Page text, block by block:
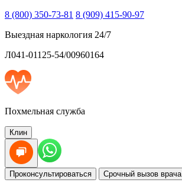
8 (800) 350-73-81 8 (909) 415-90-97
Выездная наркология 24/7
Л041-01125-54/00960164
Похмельная служба
Клин
Проконсультироваться Срочный вызов врача